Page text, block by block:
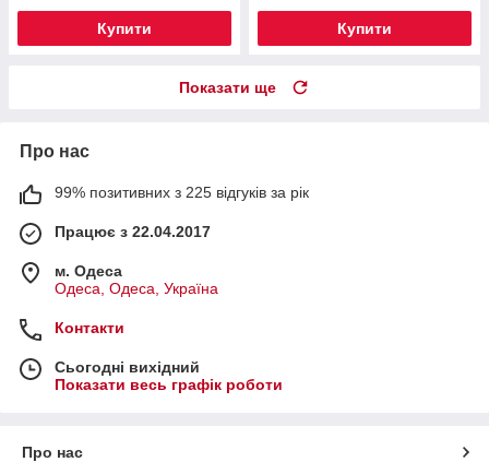
Купити Купити
Показати ще
Про нас
99% позитивних з 225 відгуків за рік
Працює з 22.04.2017
м. Одеса
Одеса, Одеса, Україна
Контакти
Сьогодні вихідний
Показати весь графік роботи
Про нас